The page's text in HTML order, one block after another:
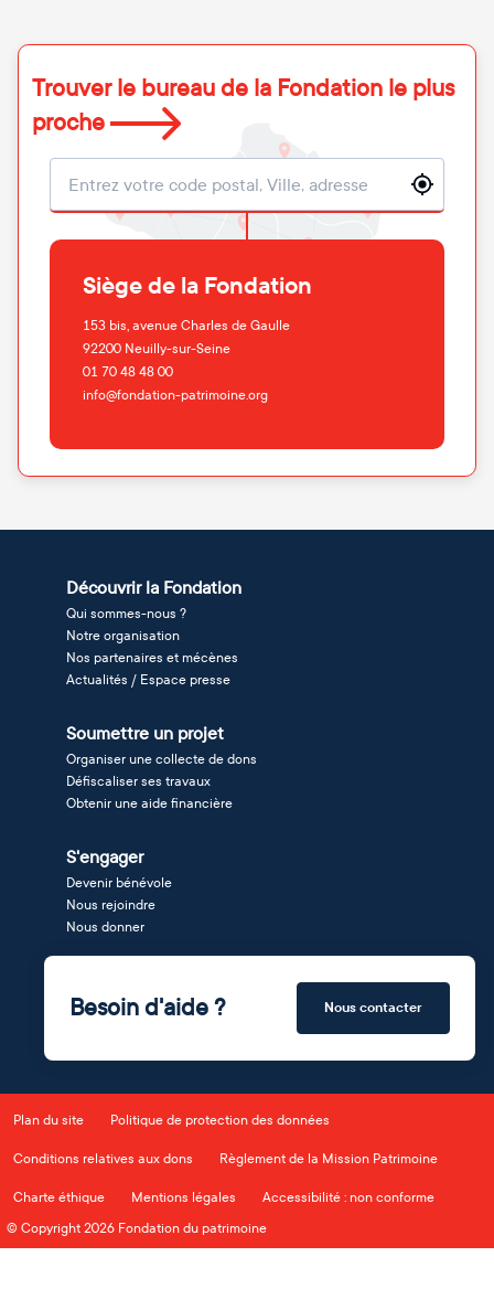
Trouver le bureau de la Fondation le plus
proche
Localisation
Siège de la Fondation
153 bis, avenue Charles de Gaulle
92200 Neuilly-sur-Seine
01 70 48 48 00
info@fondation-patrimoine.org
Découvrir la Fondation
Qui sommes-nous ?
Notre organisation
Nos partenaires et mécènes
Actualités / Espace presse
Soumettre un projet
Organiser une collecte de dons
Défiscaliser ses travaux
Obtenir une aide financière
S'engager
Devenir bénévole
Nous rejoindre
Nous donner
Besoin d'aide ? Nous contacter
Plan du site Politique de protection des données
Conditions relatives aux dons Règlement de la Mission Patrimoine
Charte éthique Mentions légales
Accessibilité : non conforme
© Copyright 2026 Fondation du patrimoine